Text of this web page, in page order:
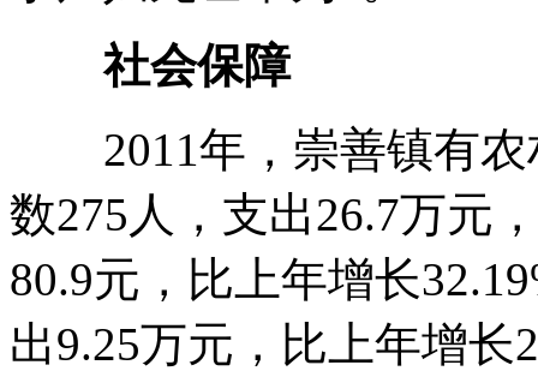
社会保障
2011年，崇善镇有农
数275人，支出26.7万元
80.9元，比上年增长
出9.25万元，比上年增长